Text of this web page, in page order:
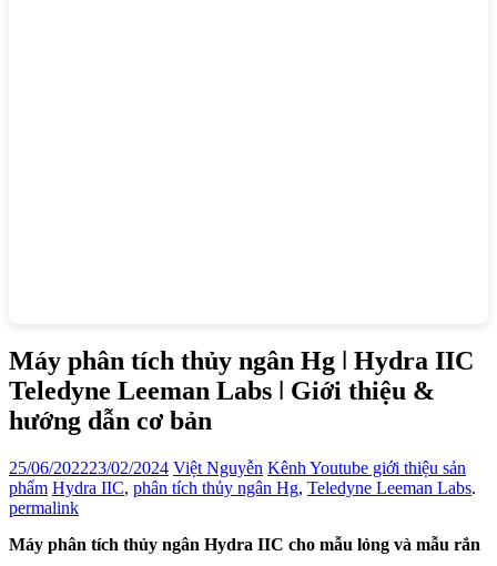
Máy phân tích thủy ngân Hg ǀ Hydra IIC
Teledyne Leeman Labs ǀ Giới thiệu &
hướng dẫn cơ bản
25/06/202223/02/2024 Việt Nguyễn Kênh Youtube giới thiệu sản
phẩm Hydra IIC, phân tích thủy ngân Hg, Teledyne Leeman Labs.
permalink
Máy phân tích thủy ngân Hydra IIC cho mẫu lỏng và mẫu rắn